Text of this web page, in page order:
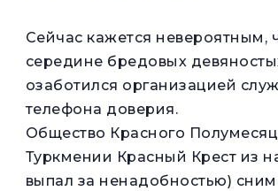
Сейчас кажется невероятным,
середине бредовых
озаботился организацией
телефона доверия.
Общество Красного
Туркмении Красный Крест из
выпал за ненадобностью)